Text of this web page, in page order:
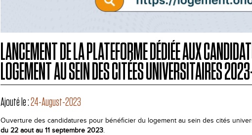
LANCEMENT DE LA PLATEFORME DÉDIÉE AUX
LOGEMENT AU SEIN DES CITÉES UNIVERSITAIRES
Ajouté le :24-August-2023
Ouverture des candidatures pour bénéficier du logement au sein des cités
du 22 aout au 11 septembre 2023.